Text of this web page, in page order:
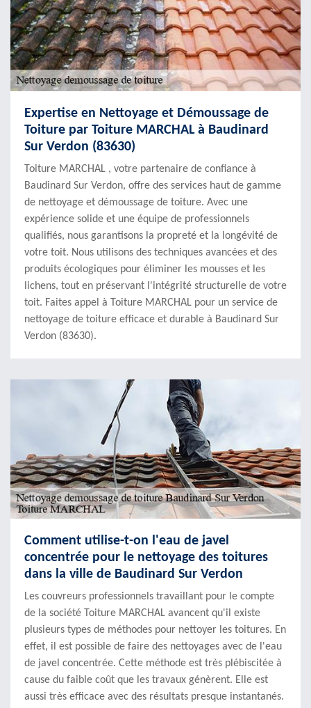
Expertise en Nettoyage et Démoussage de
Toiture par Toiture MARCHAL à Baudinard
Sur Verdon (83630)
Toiture MARCHAL , votre partenaire de confiance à
Baudinard Sur Verdon, offre des services haut de gamme
de nettoyage et démoussage de toiture. Avec une
expérience solide et une équipe de professionnels
qualifiés, nous garantisons la propreté et la longévité de
votre toit. Nous utilisons des techniques avancées et des
produits écologiques pour éliminer les mousses et les
lichens, tout en préservant l'intégrité structurelle de votre
toit. Faites appel à Toiture MARCHAL pour un service de
nettoyage de toiture efficace et durable à Baudinard Sur
Verdon (83630).
Comment utilise-t-on l'eau de javel
concentrée pour le nettoyage des toitures
dans la ville de Baudinard Sur Verdon
Les couvreurs professionnels travaillant pour le compte
de la société Toiture MARCHAL avancent qu'il existe
plusieurs types de méthodes pour nettoyer les toitures. En
effet, il est possible de faire des nettoyages avec de l'eau
de javel concentrée. Cette méthode est très plébiscitée à
cause du faible coût que les travaux génèrent. Elle est
aussi très efficace avec des résultats presque instantanés.